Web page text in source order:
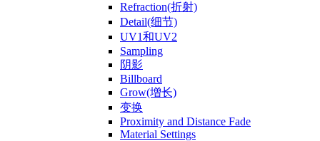
Refraction(折射)
Detail(细节)
UV1和UV2
Sampling
阴影
Billboard
Grow(增长)
变换
Proximity and Distance Fade
Material Settings